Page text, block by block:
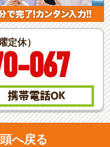
定休）
067
携帯電話OK
へ戻る